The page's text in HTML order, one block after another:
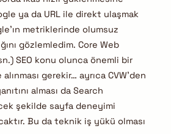
ya da URL ile direkt ulaşmak
metriklerinde olumsuz
gözlemledim. Core Web
SEO konu olunca önemli bir
gerekir… ayrıca CVW’den
alması da Search
şekilde sayfa deneyimi
Bu da teknik iş yükü olması